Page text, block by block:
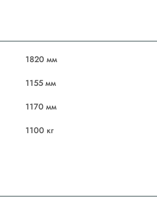
1820 мм
1155 мм
1170 мм
1100 кг